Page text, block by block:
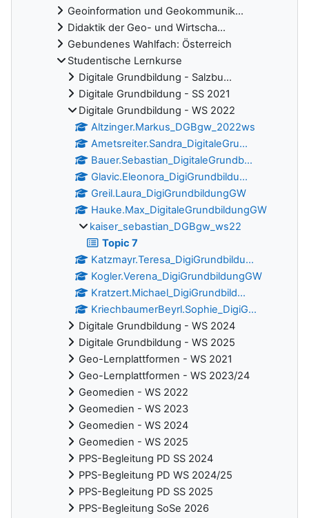
Geoinformation und Geokommunik...
Didaktik der Geo- und Wirtscha...
Gebundenes Wahlfach: Österreich
Studentische Lernkurse
Digitale Grundbildung - Salzbu...
Digitale Grundbildung - SS 2021
Digitale Grundbildung - WS 2022
Altzinger.Markus_DGBgw_2022ws
Ametsreiter.Sandra_DigitaleGru...
Bauer.Sebastian_DigitaleGrundb...
Glavic.Eleonora_DigiGrundbildu...
Greil.Laura_DigiGrundbildungGW
Hauke.Max_DigitaleGrundbildungGW
kaiser_sebastian_DGBgw_ws22
Topic 7
Katzmayr.Teresa_DigiGrundbildu...
Kogler.Verena_DigiGrundbildungGW
Kratzert.Michael_DigiGrundbild...
KriechbaumerBeyrl.Sophie_DigiG...
Digitale Grundbildung - WS 2024
Digitale Grundbildung - WS 2025
Geo-Lernplattformen - WS 2021
Geo-Lernplattformen - WS 2023/24
Geomedien - WS 2022
Geomedien - WS 2023
Geomedien - WS 2024
Geomedien - WS 2025
PPS-Begleitung PD SS 2024
PPS-Begleitung PD WS 2024/25
PPS-Begleitung PD SS 2025
PPS-Begleitung SoSe 2026